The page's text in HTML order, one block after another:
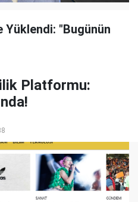
Yüklendi: "Bugünün
Platformu: